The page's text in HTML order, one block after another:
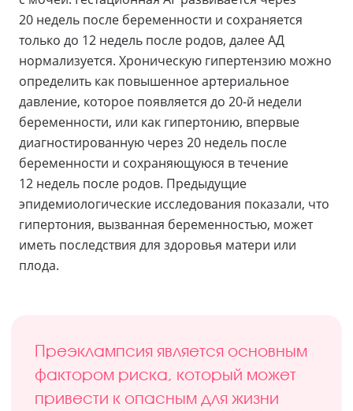
20 недель после беременности и сохраняется
только до 12 недель после родов, далее АД
нормализуется. Хроническую гипертензию можно
определить как повышенное артериальное
давление, которое появляется до 20-й недели
беременности, или как гипертонию, впервые
диагностированную через 20 недель после
беременности и сохраняющуюся в течение
12 недель после родов. Предыдущие
эпидемиологические исследования показали, что
гипертония, вызванная беременностью, может
иметь последствия для здоровья матери или
плода.
Преэклампсия является основным
фактором риска, который может
привести к опасным для жизни